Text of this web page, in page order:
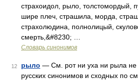
страхоидол, рыло, толстомордый,
шире плеч, страшила, морда,
страхолюдина, полнолицый,
смерть,&#8230; …
Словарь синонимов
12 рыло — См. рот ни уха ни рыла не
русских синонимов и сходных по